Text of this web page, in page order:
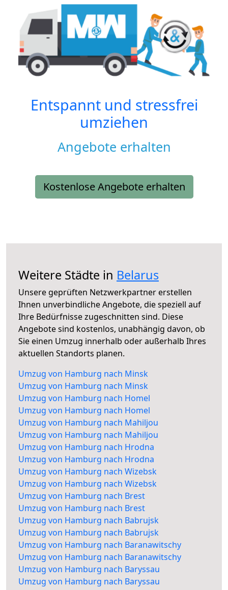
Entspannt und stressfrei
umziehen
Angebote erhalten
Kostenlose Angebote erhalten
Weitere Städte in Belarus
Unsere geprüften Netzwerkpartner erstellen
Ihnen unverbindliche Angebote, die speziell auf
Ihre Bedürfnisse zugeschnitten sind. Diese
Angebote sind kostenlos, unabhängig davon, ob
Sie einen Umzug innerhalb oder außerhalb Ihres
aktuellen Standorts planen.
Umzug von Hamburg nach Minsk
Umzug von Hamburg nach Minsk
Umzug von Hamburg nach Homel
Umzug von Hamburg nach Homel
Umzug von Hamburg nach Mahiljou
Umzug von Hamburg nach Mahiljou
Umzug von Hamburg nach Hrodna
Umzug von Hamburg nach Hrodna
Umzug von Hamburg nach Wizebsk
Umzug von Hamburg nach Wizebsk
Umzug von Hamburg nach Brest
Umzug von Hamburg nach Brest
Umzug von Hamburg nach Babrujsk
Umzug von Hamburg nach Babrujsk
Umzug von Hamburg nach Baranawitschy
Umzug von Hamburg nach Baranawitschy
Umzug von Hamburg nach Baryssau
Umzug von Hamburg nach Baryssau